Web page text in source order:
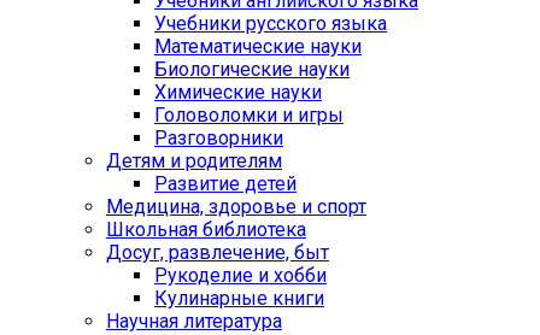
Учебники русского языка
Математические науки
Биологические науки
Химические науки
Головоломки и игры
Разговорники
Детям и родителям
Развитие детей
Медицина, здоровье и спорт
Школьная библиотека
Досуг, развлечение, быт
Рукоделие и хобби
Кулинарные книги
Научная литература